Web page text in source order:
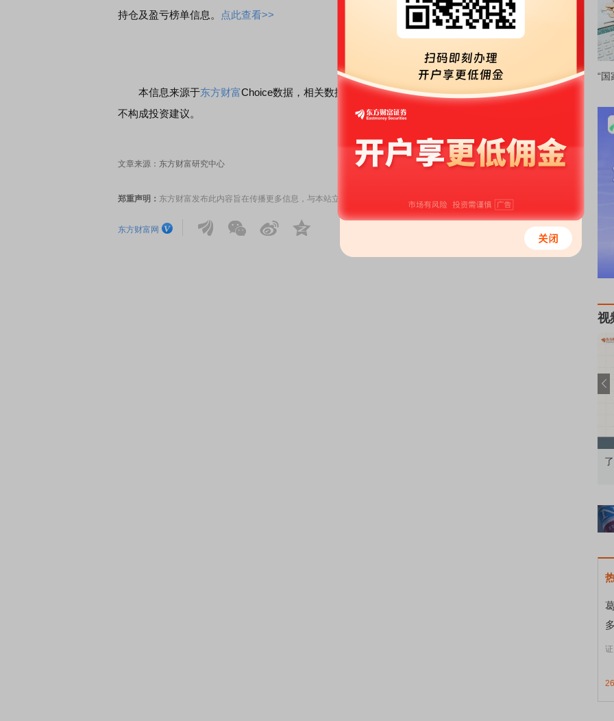
持仓及盈亏榜单信息。
点此查看>>
本信息来源于东方财富Choice数据，相关数据仅供参考，若数据有误，以交易所发布数据为准，
不构成投资建议。
文章来源：东方财富研究中心 责任编辑：117
郑重声明： 东方财富发布此内容旨在传播更多信息，与本站立场无关，不构成投资建议。据此操作，风险自担。
东方财富网
“国
视